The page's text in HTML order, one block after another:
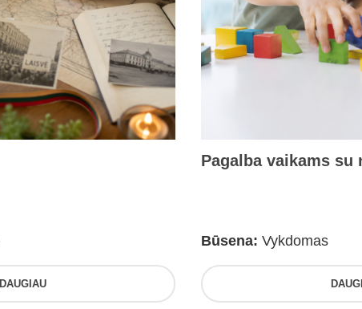
DAUGIAU
Pagalba vaikams su
Būsena: Vykdomas